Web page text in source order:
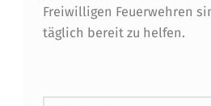
Freiwilligen Feuerwehren
täglich bereit zu helfen.
Suchen nach: